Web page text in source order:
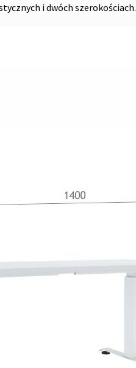
i dwóch szerokościach.